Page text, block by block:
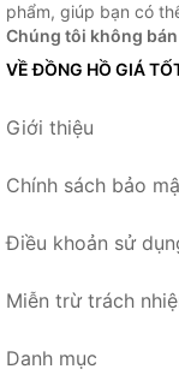
phẩm, giúp bạn có
Chúng tôi không
VỀ ĐỒNG HỒ GIÁ
Giới thiệu
Chính sách bảo
Điều khoản sử
Miễn trừ trách
Danh mục